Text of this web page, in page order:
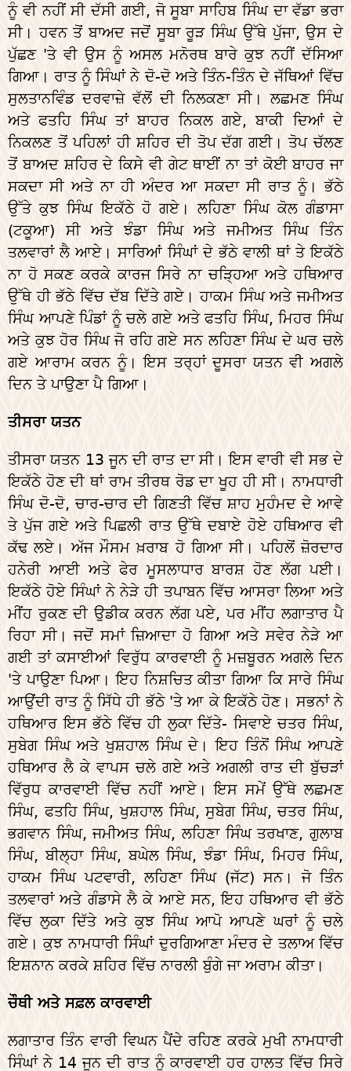
ਨੂੰ ਵੀ ਨਹੀਂ ਸੀ ਦੱਸੀ ਗਈ, ਜੋ ਸੂਬਾ ਸਾਹਿਬ ਸਿੰਘ ਦਾ ਵੱਡਾ ਭਰਾ
ਸੀ। ਹਵਨ ਤੋਂ ਬਾਅਦ ਜਦੋਂ ਸੂਬਾ ਰੂੜ ਸਿੰਘ ਉੱਥੇ ਪੁੱਜਾ, ਉਸ ਦੇ
ਪੁੱਛਣ 'ਤੇ ਵੀ ਉਸ ਨੂੰ ਅਸਲ ਮਨੋਰਥ ਬਾਰੇ ਕੁਝ ਨਹੀਂ ਦੱਸਿਆ
ਗਿਆ। ਰਾਤ ਨੂੰ ਸਿੰਘਾਂ ਨੇ ਦੋ-ਦੋ ਅਤੇ ਤਿੰਨ-ਤਿੰਨ ਦੇ ਜੱਥਿਆਂ ਵਿੱਚ
ਸੁਲਤਾਨਵਿੰਡ ਦਰਵਾਜ਼ੇ ਵੱਲੋਂ ਦੀ ਨਿਲਕਣਾ ਸੀ। ਲਛਮਣ ਸਿੰਘ
ਅਤੇ ਫਤਹਿ ਸਿੰਘ ਤਾਂ ਬਾਹਰ ਨਿਕਲ ਗਏ, ਬਾਕੀ ਦਿਆਂ ਦੇ
ਨਿਕਲਣ ਤੋਂ ਪਹਿਲਾਂ ਹੀ ਸ਼ਹਿਰ ਦੀ ਤੋਪ ਦੱਗ ਗਈ। ਤੋਪ ਚੱਲਣ
ਤੋਂ ਬਾਅਦ ਸ਼ਹਿਰ ਦੇ ਕਿਸੇ ਵੀ ਗੇਟ ਥਾਈਂ ਨਾ ਤਾਂ ਕੋਈ ਬਾਹਰ ਜਾ
ਸਕਦਾ ਸੀ ਅਤੇ ਨਾ ਹੀ ਅੰਦਰ ਆ ਸਕਦਾ ਸੀ ਰਾਤ ਨੂੰ। ਭੱਠੇ
ਉੱਤੇ ਕੁਝ ਸਿੰਘ ਇਕੱਠੇ ਹੋ ਗਏ। ਲਹਿਣਾ ਸਿੰਘ ਕੋਲ ਗੰਡਾਸਾ
(ਟਕੂਆ) ਸੀ ਅਤੇ ਝੰਡਾ ਸਿੰਘ ਅਤੇ ਜਮੀਅਤ ਸਿੰਘ ਤਿੰਨ
ਤਲਵਾਰਾਂ ਲੈ ਆਏ। ਸਾਰਿਆਂ ਸਿੰਘਾਂ ਦੇ ਭੱਠੇ ਵਾਲੀ ਥਾਂ ਤੇ ਇਕੱਠੇ
ਨਾ ਹੋ ਸਕਣ ਕਰਕੇ ਕਾਰਜ ਸਿਰੇ ਨਾ ਚੜ੍ਹਿਆ ਅਤੇ ਹਥਿਆਰ
ਉੱਥੇ ਹੀ ਭੱਠੇ ਵਿੱਚ ਦੱਬ ਦਿੱਤੇ ਗਏ। ਹਾਕਮ ਸਿੰਘ ਅਤੇ ਜਮੀਅਤ
ਸਿੰਘ ਆਪਣੇ ਪਿੰਡਾਂ ਨੂੰ ਚਲੇ ਗਏ ਅਤੇ ਫਤਹਿ ਸਿੰਘ, ਮਿਹਰ ਸਿੰਘ
ਅਤੇ ਕੁਝ ਹੋਰ ਸਿੰਘ ਜੋ ਰਹਿ ਗਏ ਸਨ ਲਹਿਣਾ ਸਿੰਘ ਦੇ ਘਰ ਚਲੇ
ਗਏ ਆਰਾਮ ਕਰਨ ਨੂੰ। ਇਸ ਤਰ੍ਹਾਂ ਦੂਸਰਾ ਯਤਨ ਵੀ ਅਗਲੇ
ਦਿਨ ਤੇ ਪਾਉਣਾ ਪੈ ਗਿਆ।
ਤੀਸਰਾ ਯਤਨ
ਤੀਸਰਾ ਯਤਨ 13 ਜੂਨ ਦੀ ਰਾਤ ਦਾ ਸੀ। ਇਸ ਵਾਰੀ ਵੀ ਸਭ ਦੇ
ਇਕੱਠੇ ਹੋਣ ਦੀ ਥਾਂ ਰਾਮ ਤੀਰਥ ਰੋਡ ਦਾ ਖੂਹ ਹੀ ਸੀ। ਨਾਮਧਾਰੀ
ਸਿੰਘ ਦੋ-ਦੋ, ਚਾਰ-ਚਾਰ ਦੀ ਗਿਣਤੀ ਵਿੱਚ ਸ਼ਾਹ ਮੁਹੰਮਦ ਦੇ ਆਵੇ
ਤੇ ਪੁੱਜ ਗਏ ਅਤੇ ਪਿਛਲੀ ਰਾਤ ਉੱਥੇ ਦਬਾਏ ਹੋਏ ਹਥਿਆਰ ਵੀ
ਕੱਢ ਲਏ। ਅੱਜ ਮੌਸਮ ਖ਼ਰਾਬ ਹੋ ਗਿਆ ਸੀ। ਪਹਿਲੋਂ ਜ਼ੋਰਦਾਰ
ਹਨੇਰੀ ਆਈ ਅਤੇ ਫੇਰ ਮੂਸਲਾਧਾਰ ਬਾਰਸ਼ ਹੋਣ ਲੱਗ ਪਈ।
ਇਕੱਠੇ ਹੋਏ ਸਿੰਘਾਂ ਨੇ ਨੇੜੇ ਹੀ ਤਪਾਬਨ ਵਿੱਚ ਆਸਰਾ ਲਿਆ ਅਤੇ
ਮੀਂਹ ਰੁਕਣ ਦੀ ਉਡੀਕ ਕਰਨ ਲੱਗ ਪਏ, ਪਰ ਮੀਂਹ ਲਗਾਤਾਰ ਪੈ
ਰਿਹਾ ਸੀ। ਜਦੋਂ ਸਮਾਂ ਜ਼ਿਆਦਾ ਹੋ ਗਿਆ ਅਤੇ ਸਵੇਰ ਨੇੜੇ ਆ
ਗਈ ਤਾਂ ਕਸਾਈਆਂ ਵਿਰੁੱਧ ਕਾਰਵਾਈ ਨੂੰ ਮਜ਼ਬੂਰਨ ਅਗਲੇ ਦਿਨ
'ਤੇ ਪਾਉਣਾ ਪਿਆ। ਇਹ ਨਿਸ਼ਚਿਤ ਕੀਤਾ ਗਿਆ ਕਿ ਸਾਰੇ ਸਿੰਘ
ਆਉਂਦੀ ਰਾਤ ਨੂੰ ਸਿੱਧੇ ਹੀ ਭੱਠੇ 'ਤੇ ਆ ਕੇ ਇਕੱਠੇ ਹੋਣ। ਸਭਨਾਂ ਨੇ
ਹਥਿਆਰ ਇਸ ਭੱਠੇ ਵਿੱਚ ਹੀ ਲੁਕਾ ਦਿੱਤੇ- ਸਿਵਾਏ ਚਤਰ ਸਿੰਘ,
ਸੁਬੇਗ ਸਿੰਘ ਅਤੇ ਖੁਸ਼ਹਾਲ ਸਿੰਘ ਦੇ। ਇਹ ਤਿੰਨੋਂ ਸਿੰਘ ਆਪਣੇ
ਹਥਿਆਰ ਲੈ ਕੇ ਵਾਪਸ ਚਲੇ ਗਏ ਅਤੇ ਅਗਲੀ ਰਾਤ ਦੀ ਬੁੱਚੜਾਂ
ਵਿੱਰੁਧ ਕਾਰਵਾਈ ਵਿੱਚ ਨਹੀਂ ਆਏ। ਇਸ ਸਮੇਂ ਉੱਥੇ ਲਛਮਣ
ਸਿੰਘ, ਫਤਹਿ ਸਿੰਘ, ਖੁਸ਼ਹਾਲ ਸਿੰਘ, ਸੁਬੇਗ ਸਿੰਘ, ਚਤਰ ਸਿੰਘ,
ਭਗਵਾਨ ਸਿੰਘ, ਜਮੀਅਤ ਸਿੰਘ, ਲਹਿਣਾ ਸਿੰਘ ਤਰਖਾਣ, ਗੁਲਾਬ
ਸਿੰਘ, ਬੀਲ੍ਹਾ ਸਿੰਘ, ਬਘੇਲ ਸਿੰਘ, ਝੰਡਾ ਸਿੰਘ, ਮਿਹਰ ਸਿੰਘ,
ਹਾਕਮ ਸਿੰਘ ਪਟਵਾਰੀ, ਲਹਿਣਾ ਸਿੰਘ (ਜੱਟ) ਸਨ। ਜੋ ਤਿੰਨ
ਤਲਵਾਰਾਂ ਅਤੇ ਗੰਡਾਸੇ ਲੈ ਕੇ ਆਏ ਸਨ, ਇਹ ਹਥਿਆਰ ਵੀ ਭੱਠੇ
ਵਿੱਚ ਲੁਕਾ ਦਿੱਤੇ ਅਤੇ ਕੁਝ ਸਿੰਘ ਆਪੋ ਆਪਣੇ ਘਰਾਂ ਨੂੰ ਚਲੇ
ਗਏ। ਕੁਝ ਨਾਮਧਾਰੀ ਸਿੰਘਾਂ ਦੁਰਗਿਆਣਾ ਮੰਦਰ ਦੇ ਤਲਾਅ ਵਿੱਚ
ਇਸ਼ਨਾਨ ਕਰਕੇ ਸ਼ਹਿਰ ਵਿੱਚ ਨਾਰਲੀ ਬੁੰਗੇ ਜਾ ਅਰਾਮ ਕੀਤਾ।
ਚੌਥੀ ਅਤੇ ਸਫ਼ਲ ਕਾਰਵਾਈ
ਲਗਾਤਾਰ ਤਿੰਨ ਵਾਰੀ ਵਿਘਨ ਪੈਂਦੇ ਰਹਿਣ ਕਰਕੇ ਮੁਖੀ ਨਾਮਧਾਰੀ
ਸਿੰਘਾਂ ਨੇ 14 ਜੂਨ ਦੀ ਰਾਤ ਨੂੰ ਕਾਰਵਾਈ ਹਰ ਹਾਲਤ ਵਿੱਚ ਸਿਰੇ